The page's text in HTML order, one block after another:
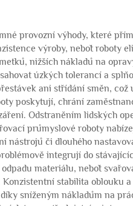
provozní výhody, které
výroby, neboť
nižších nákladů na
úzkých tolerancí a
ani střídání směn,
poskytují, chrání
Odstraněním lidských
průmyslové roboty
nástrojů či dlouhého
integrují do
materiálu, neboť
stabilita
sníženým nákladům na